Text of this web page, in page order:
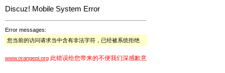
Discuz! Mobile System Error
Error messages:
您当前的访问请求当中含有非法字符，已经被系统拒绝
www.orangepi.org 此错误给您带来的不便我们深感歉意